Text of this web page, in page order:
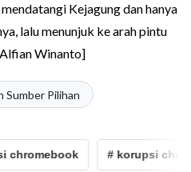
Kejagung dan hanya
lalu menunjuk ke arah pintu
Winanto]
Sumber Pilihan
# korupsi chromebook